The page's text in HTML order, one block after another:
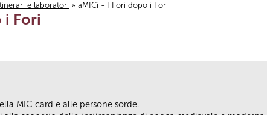
e laboratori » aMICi - I Fori dopo i Fori
i Fori
MIC card e alle persone sorde.